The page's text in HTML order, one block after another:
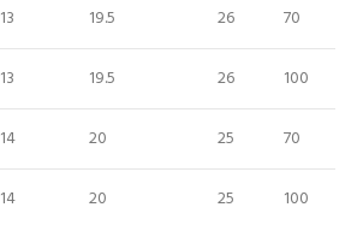
13 19.5 26 70
13 19.5 26 100
14 20 25 70
14 20 25 100